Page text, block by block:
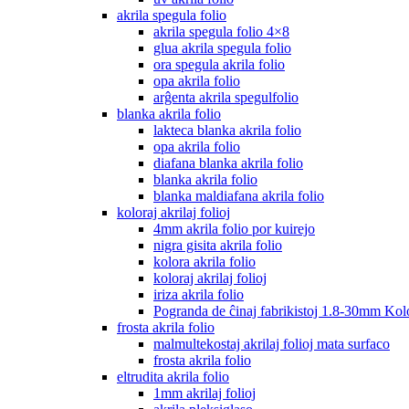
akrila spegula folio
akrila spegula folio 4×8
glua akrila spegula folio
ora spegula akrila folio
opa akrila folio
arĝenta akrila spegulfolio
blanka akrila folio
lakteca blanka akrila folio
opa akrila folio
diafana blanka akrila folio
blanka akrila folio
blanka maldiafana akrila folio
koloraj akrilaj folioj
4mm akrila folio por kuirejo
nigra gisita akrila folio
kolora akrila folio
koloraj akrilaj folioj
iriza akrila folio
Pogranda de ĉinaj fabrikistoj 1.8-30mm
frosta akrila folio
malmultekostaj akrilaj folioj mata surfaco
frosta akrila folio
eltrudita akrila folio
1mm akrilaj folioj